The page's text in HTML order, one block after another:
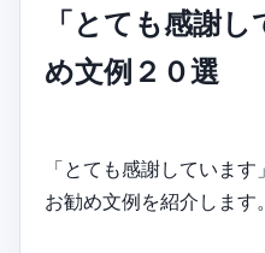
「とても感謝
め文例２０選
「とても感謝しています」
お勧め文例を紹介します。